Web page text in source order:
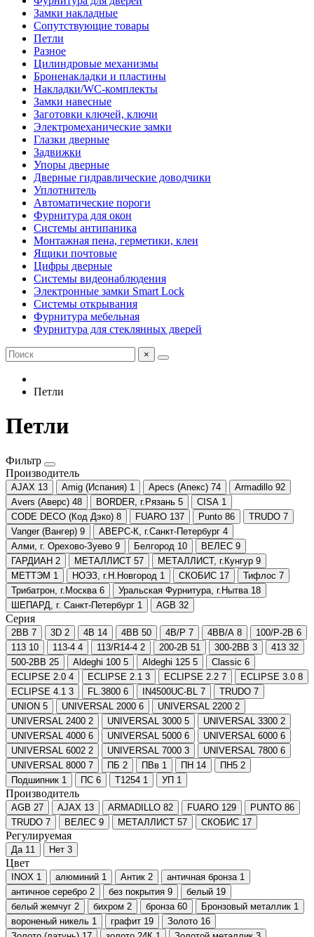
Замки накладные
Сопутствующие товары
Петли
Разное
Цилиндровые механизмы
Броненакладки и пластины
Накладки/WC-комплекты
Замки навесные
Заготовки ключей, ключи
Электромеханические замки
Глазки дверные
Задвижки
Упоры дверные
Дверные гидравлические доводчики
Уплотнитель
Автоматические пороги
Фурнитура для окон
Системы антипаника
Монтажная пена, герметики, клеи
Ящики почтовые
Цифры дверные
Системы видеонаблюдения
Электронные замки Smart Lock
Системы открывания
Фурнитура мебельная
Фурнитура для стеклянных дверей
×
Петли
Петли
Фильтр
Производитель
AJAX 13 Amig (Испания) 1 Apecs (Апекс) 74 Armadillo 92
Avers (Аверс) 48 BORDER, г.Рязань 5 CISA 1
CODE DECO (Код Дэко) 8 FUARO 137 Punto 86 TRUDO 7
Vanger (Вангер) 9 АВЕРС-К, г.Санкт-Петербург 4
Алми, г. Орехово-Зуево 9 Белгород 10 ВЕЛЕС 9
ГАРДИАН 2 МЕТАЛЛИСТ 57 МЕТАЛЛИСТ, г.Кунгур 9
МЕТТЭМ 1 НОЭЗ, г.Н.Новгород 1 СКОБИС 17 Тифлос 7
Трибатрон, г.Москва 6 Уральская Фурнитура, г.Нытва 18
ШЕПАРД, г. Санкт-Петербург 1 AGB 32
Серия
2BB 7 3D 2 4B 14 4BB 50 4B/P 7 4BB/A 8 100/P-2B 6
113 10 113-4 4 113/R14-4 2 200-2B 51 300-2BB 3 413 32
500-2BB 25 Aldeghi 100 5 Aldeghi 125 5 Classic 6
ECLIPSE 2.0 4 ECLIPSE 2.1 3 ECLIPSE 2.2 7 ECLIPSE 3.0 8
ECLIPSE 4.1 3 FL.3800 6 IN4500UC-BL 7 TRUDO 7
UNION 5 UNIVERSAL 2000 6 UNIVERSAL 2200 2
UNIVERSAL 2400 2 UNIVERSAL 3000 5 UNIVERSAL 3300 2
UNIVERSAL 4000 6 UNIVERSAL 5000 6 UNIVERSAL 6000 6
UNIVERSAL 6002 2 UNIVERSAL 7000 3 UNIVERSAL 7800 6
UNIVERSAL 8000 7 ПБ 2 ПВв 1 ПН 14 ПН5 2
Подшипник 1 ПС 6 Т1254 1 УП 1
Производитель
AGB 27 AJAX 13 ARMADILLO 82 FUARO 129 PUNTO 86
TRUDO 7 ВЕЛЕС 9 МЕТАЛЛИСТ 57 СКОБИС 17
Регулируемая
Да 11 Нет 3
Цвет
INOX 1 алюминий 1 Антик 2 античная бронза 1
античное серебро 2 без покрытия 9 белый 19
белый жемчуг 2 бихром 2 бронза 60 Бронзовый металлик 1
вороненый никель 1 графит 19 Золото 16